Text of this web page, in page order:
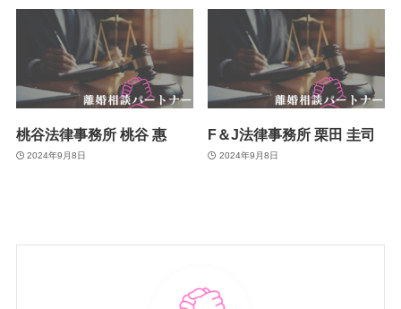
桃谷法律事務所 桃谷 惠
2024年9月8日
F＆J法律事務所 栗田 圭司
2024年9月8日